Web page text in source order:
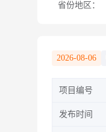
省份地区：
2026-08-06
项目编号
发布时间